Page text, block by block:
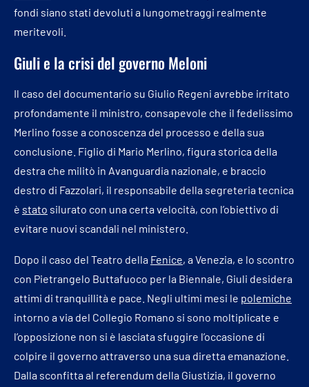
fondi siano stati devoluti a lungometraggi realmente
meritevoli.
Giuli e la crisi del governo Meloni
Il caso del documentario su Giulio Regeni avrebbe irritato
profondamente il ministro, consapevole che il fedelissimo
Merlino fosse a conoscenza del processo e della sua
conclusione. Figlio di Mario Merlino, figura storica della
destra che militò in Avanguardia nazionale, e braccio
destro di Fazzolari, il responsabile della segreteria tecnica
è stato silurato con una certa velocità, con l’obiettivo di
evitare nuovi scandali nel ministero.
Dopo il caso del Teatro della Fenice, a Venezia, e lo scontro
con Pietrangelo Buttafuoco per la Biennale, Giuli desidera
attimi di tranquillità e pace. Negli ultimi mesi le polemiche
intorno a via del Collegio Romano si sono moltiplicate e
l’opposizione non si è lasciata sfuggire l’occasione di
colpire il governo attraverso una sua diretta emanazione.
Dalla sconfitta al referendum della Giustizia, il governo